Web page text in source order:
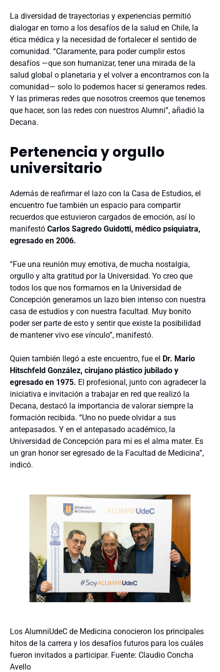
La diversidad de trayectorias y experiencias permitió
dialogar en torno a los desafíos de la salud en Chile, la
ética médica y la necesidad de fortalecer el sentido de
comunidad. “Claramente, para poder cumplir estos
desafíos —que son humanizar, tener una mirada de la
salud global o planetaria y el volver a encontrarnos con la
comunidad— solo lo podemos hacer si generamos redes.
Y las primeras redes que nosotros creemos que tenemos
que hacer, son las redes con nuestros Alumni”, añadió la
Decana.
Pertenencia y orgullo
universitario
Además de reafirmar el lazo con la Casa de Estudios, el
encuentro fue también un espacio para compartir
recuerdos que estuvieron cargados de emoción, así lo
manifestó Carlos Sagredo Guidotti, médico psiquiatra,
egresado en 2006.
“Fue una reunión muy emotiva, de mucha nostalgia,
orgullo y alta gratitud por la Universidad. Yo creo que
todos los que nos formamos en la Universidad de
Concepción generamos un lazo bien intenso con nuestra
casa de estudios y con nuestra facultad. Muy bonito
poder ser parte de esto y sentir que existe la posibilidad
de mantener vivo ese vínculo”, manifestó.
Quien también llegó a este encuentro, fue el Dr. Mario
Hitschfeld González, cirujano plástico jubilado y
egresado en 1975. El profesional, junto con agradecer la
iniciativa e invitación a trabajar en red que realizó la
Decana, destacó la importancia de valorar siempre la
formación recibida. “Uno no puede olvidar a sus
antepasados. Y en el antepasado académico, la
Universidad de Concepción para mí es el alma mater. Es
un gran honor ser egresado de la Facultad de Medicina”,
indicó.
Los AlumniUdeC de Medicina conocieron los principales
hitos de la carrera y los desafíos futuros para los cuáles
fueron invitados a participar. Fuente: Claudio Concha
Avello